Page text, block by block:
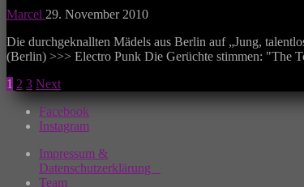
Marcel 29. November 2010
Die durchgeknallten Mädels aus Berlin auf „Jung,
(Berlin) >>> Electro Punk Die Gerüchte stimmen: "The
Seitennummerierung
der
Beiträge
1 2 3 Next
Facebook
Instagram
Impressum &
Datenschutzerklärung
Team